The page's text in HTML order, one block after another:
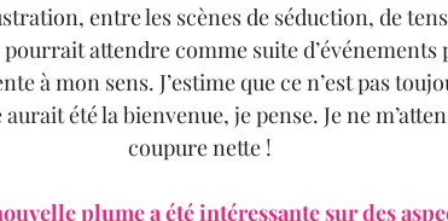
entre les scènes de séduction, de
pourrait attendre comme suite
à mon sens. J’estime que ce n’est pas
été la bienvenue, je pense. Je ne
coupure nette !
plume a été intéressante sur des